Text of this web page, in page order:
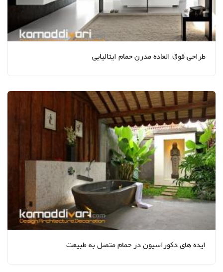
طراحی فوق العاده مدرن حمام ایتالیایی
ایده های دکوراسیون در حمام متصل به طبیعت